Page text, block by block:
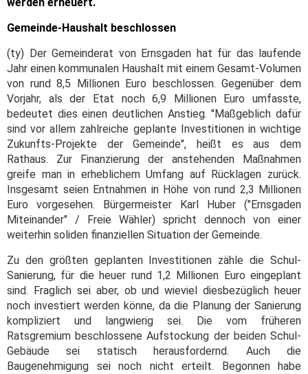
Gemeinde-Haushalt beschlossen
(ty) Der Gemeinderat von Ernsgaden hat für das laufende
Jahr einen kommunalen Haushalt mit einem Gesamt-Volumen
von rund 8,5 Millionen Euro beschlossen. Gegenüber dem
Vorjahr, als der Etat noch 6,9 Millionen Euro umfasste,
bedeutet dies einen deutlichen Anstieg. "Maßgeblich dafür
sind vor allem zahlreiche geplante Investitionen in wichtige
Zukunfts-Projekte der Gemeinde", heißt es aus dem
Rathaus. Zur Finanzierung der anstehenden Maßnahmen
greife man in erheblichem Umfang auf Rücklagen zurück.
Insgesamt seien Entnahmen in Höhe von rund 2,3 Millionen
Euro vorgesehen. Bürgermeister Karl Huber ("Ernsgaden
Miteinander" / Freie Wähler) spricht dennoch von einer
weiterhin soliden finanziellen Situation der Gemeinde.
Zu den größten geplanten Investitionen zähle die Schul-
Sanierung, für die heuer rund 1,2 Millionen Euro eingeplant
sind. Fraglich sei aber, ob und wieviel diesbezüglich heuer
noch investiert werden könne, da die Planung der Sanierung
kompliziert und langwierig sei. Die vom früheren
Ratsgremium beschlossene Aufstockung der beiden Schul-
Gebäude sei statisch herausfordernd. Auch die
Baugenehmigung sei noch nicht erteilt. Begonnen habe